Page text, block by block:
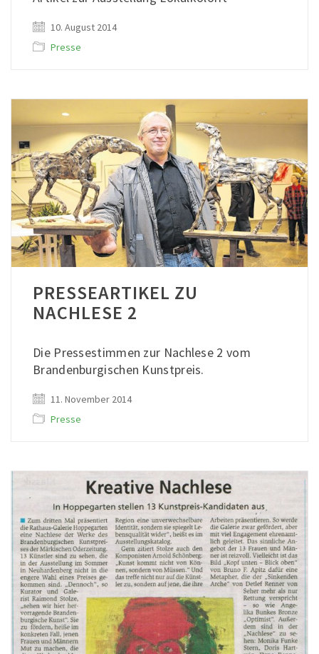
10. August 2014
Presse
PRESSEARTIKEL ZU
NACHLESE 2
Die Pressestimmen zur Nachlese 2 vom
Brandenburgischen Kunstpreis.
11. November 2014
Presse